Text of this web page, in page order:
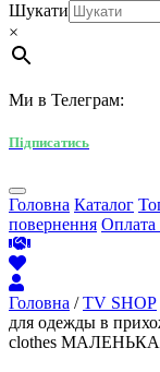
Шукати
×
Ми в Телеграм:
Підписатись
Головна Каталог
повернення Оплата
Головна /TV SHOP
для одежды в
clothes